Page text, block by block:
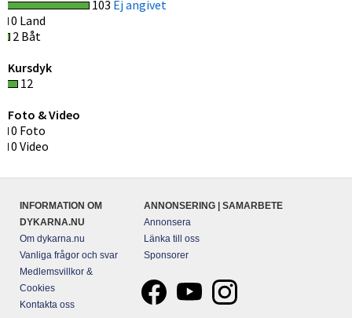
103 Ej angivet
0 Land
2 Båt
Kursdyk
12
Foto & Video
0 Foto
0 Video
INFORMATION OM
DYKARNA.NU
Om dykarna.nu
Vanliga frågor och svar
Medlemsvillkor &
Cookies
Kontakta oss
ANNONSERING | SAMARBETE
Annonsera
Länka till oss
Sponsorer